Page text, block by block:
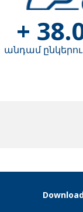
+
անդամ